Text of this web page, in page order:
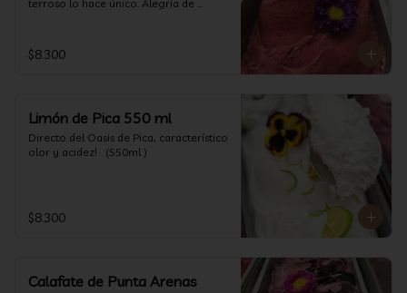
terroso lo hace único. Alegría de
$8.300
Limón de Pica 550 ml
Directo del Oasis de Pica, característico
olor y acidez!   (550ml )
$8.300
Calafate de Punta Arenas